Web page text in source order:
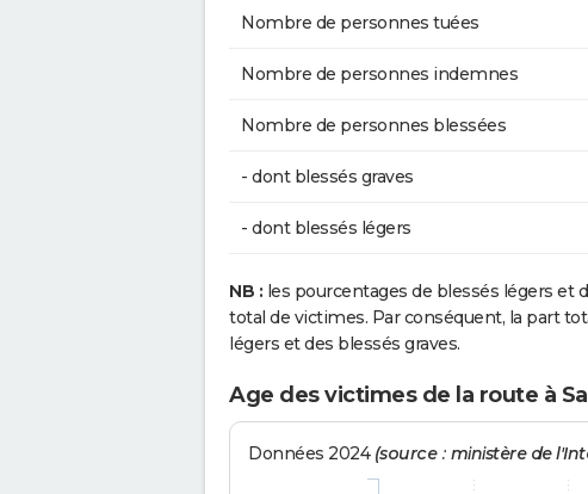
Nombre de personnes tuées
Nombre de personnes indemnes
Nombre de personnes blessées
- dont blessés graves
- dont blessés légers
NB : les pourcentages de blessés légers et
total de victimes. Par conséquent, la part
légers et des blessés graves.
Age des victimes de la route à
Données 2024 (source : ministère de